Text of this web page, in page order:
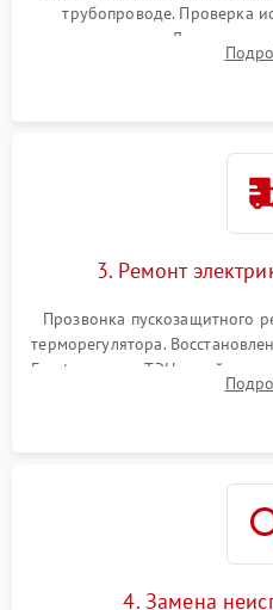
трубопроводе. Проверка
течеискателем. Демонтаж
продувка капиллярной
3. Ремонт
Прозвонка пускозащитного
терморегулятора.
Frost, включая ТЭН оттайки и
платы управления
4. Замена